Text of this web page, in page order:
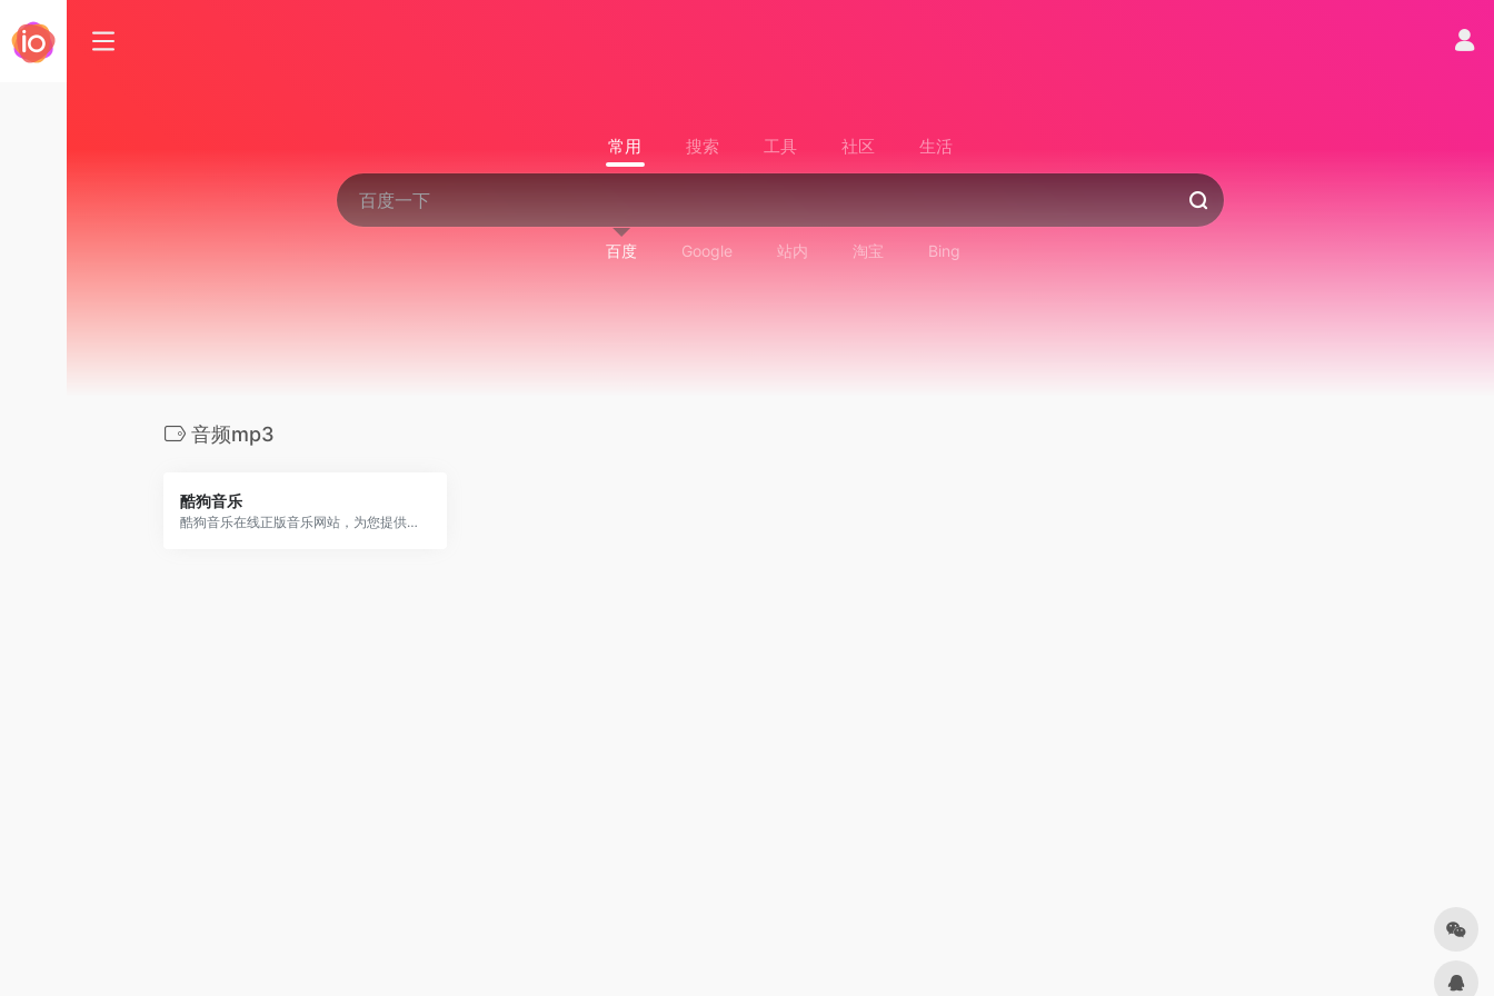
常用 搜索 工具 社区 生活
百度 Google 站内 淘宝 Bing
音频mp3
酷狗音乐
酷狗音乐在线正版音乐网站，为您提供酷狗音乐播放器下载 、在线音乐试听下载，提供听书、长音频、电台、听小说和MV播放服务。酷狗音乐，就是歌多！小说相声也很多！场景音乐也很多！